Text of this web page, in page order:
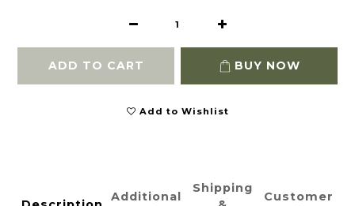
ADD TO CART BUY NOW
Add to Wishlist
Additional
Shipping
Customer